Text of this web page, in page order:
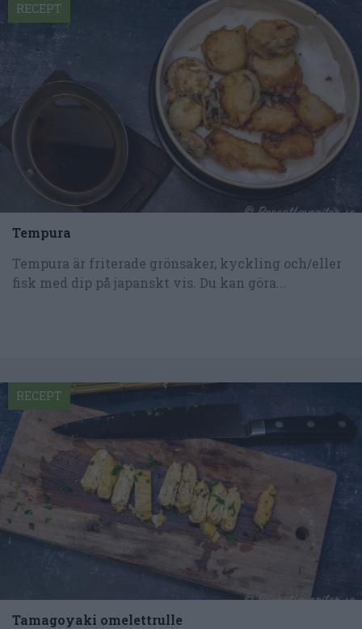
Tempura
Tempura är friterade grönsaker, kyckling och/eller
fisk med dip på japanskt vis. Du kan göra...
RECEPT
Tamagoyaki omelettrulle
RECEPT